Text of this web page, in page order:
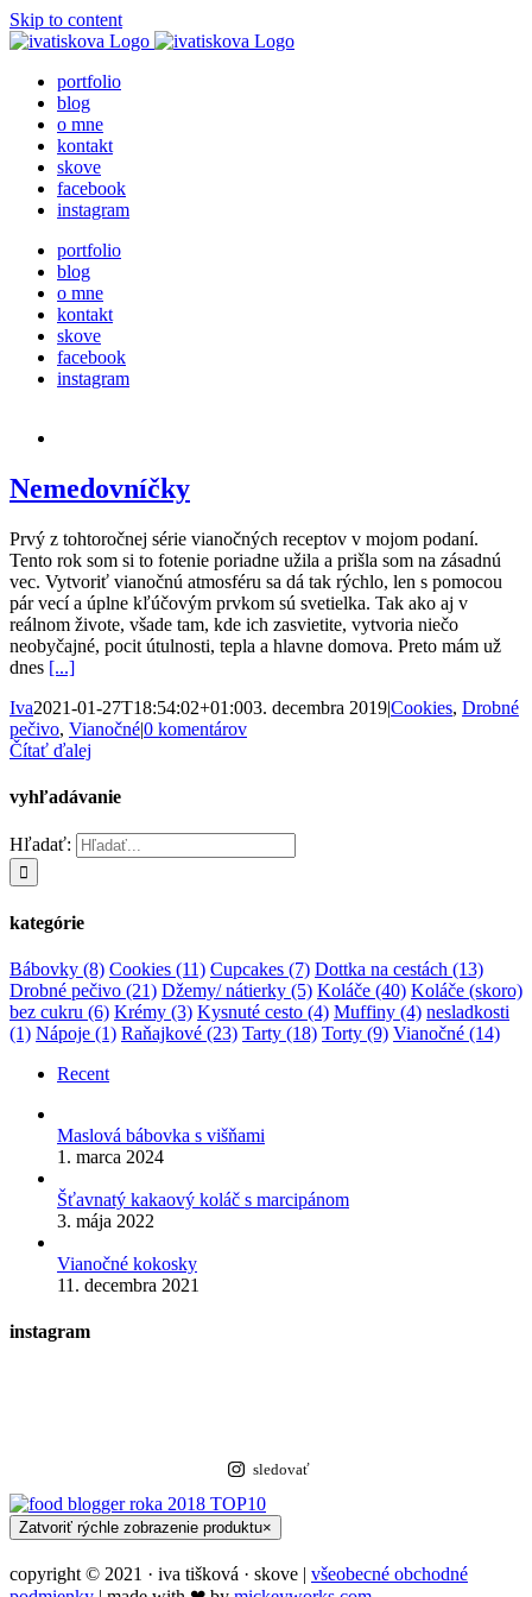
Skip to content
portfolio
blog
o mne
kontakt
skove
facebook
instagram
portfolio
blog
o mne
kontakt
skove
facebook
instagram
Nemedovníčky
Prvý z tohtoročnej série vianočných receptov v mojom podaní.
Tento rok som si to fotenie poriadne užila a prišla som na zásadnú
vec. Vytvoriť vianočnú atmosféru sa dá tak rýchlo, len s pomocou
pár vecí a úplne kľúčovým prvkom sú svetielka. Tak ako aj v
reálnom živote, všade tam, kde ich zasvietite, vytvoria niečo
neobyčajné, pocit útulnosti, tepla a hlavne domova. Preto mám už
dnes [...]
Iva2021-01-27T18:54:02+01:003. decembra 2019|Cookies, Drobné
pečivo, Vianočné|0 komentárov
Čítať ďalej
vyhľadávanie
Hľadať:
kategórie
Bábovky (8) Cookies (11) Cupcakes (7) Dottka na cestách (13)
Drobné pečivo (21) Džemy/ nátierky (5) Koláče (40) Koláče (skoro)
bez cukru (6) Krémy (3) Kysnuté cesto (4) Muffiny (4) nesladkosti
(1) Nápoje (1) Raňajkové (23) Tarty (18) Torty (9) Vianočné (14)
Recent
Maslová bábovka s višňami
1. marca 2024
Šťavnatý kakaový koláč s marcipánom
3. mája 2022
Vianočné kokosky
11. decembra 2021
instagram
sledovať
Zatvoriť rýchle zobrazenie produktu×
copyright © 2021 · iva tišková · skove | všeobecné obchodné